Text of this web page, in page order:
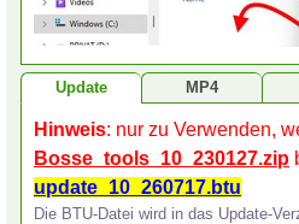
Anleitung zum Download Installation
Film.
Update MP4
Hinweis: nur zu Verwenden,
Bosse_tools_10_230127.zip
update_10_260717.btu
Die BTU-Datei wird in das Update-
Bosse_tools_10-
Update per BTU-Datei. Anleitung als
Bosse_tools_10-
Update per ZIP-Datei. Anleitungals
Bosse_tools_10-Updates.pdf
Anleitung zum Umgang mit den
Dokument.
Bosse_tools_10-Upgrade-